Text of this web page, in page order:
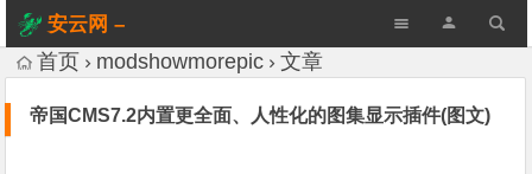
安云网 –
AnYun.ORG
首页 modshowmorepic 文章
帝国CMS7.2内置更全面、人性化的图集显示插件(图文)